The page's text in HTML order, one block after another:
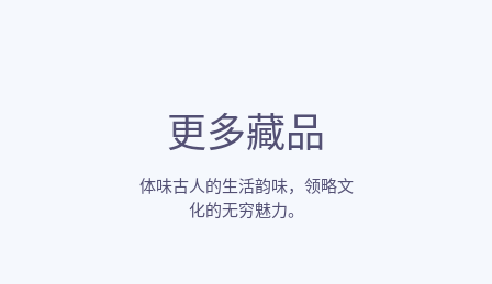
更多藏品
体味古人的生活韵味，领略文
化的无穷魅力。